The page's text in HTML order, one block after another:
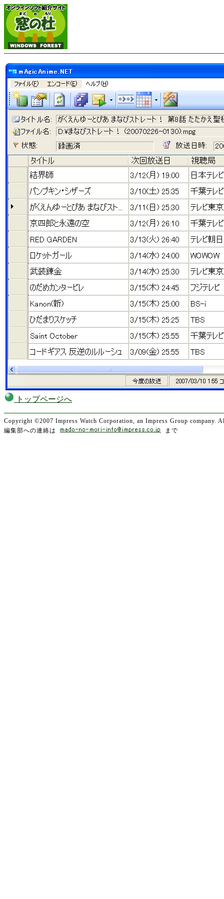
トップページへ
Copyright ©2007 Impress Watch Corporation, an Impress Group company.
編集部への連絡は
まで